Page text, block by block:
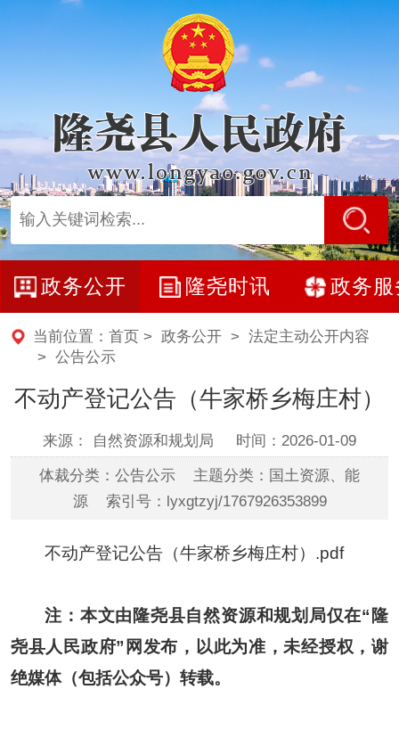
政务公开 隆尧时讯 政务服
当前位置： 首页 > 政务公开> 法定主动公开内容
> 公告公示
不动产登记公告（牛家桥乡梅庄村）
来源： 自然资源和规划局 时间：2026-01-09
体裁分类：公告公示 主题分类：国土资源、能
源 索引号：lyxgtzyj/1767926353899
不动产登记公告（牛家桥乡梅庄村）.pdf
注：本文由隆尧县自然资源和规划局仅在“隆
尧县人民政府”网发布，以此为准，未经授权，谢
绝媒体（包括公众号）转载。